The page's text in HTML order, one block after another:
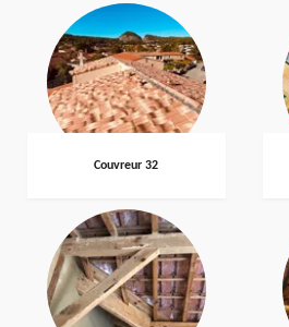
Couvreur 32